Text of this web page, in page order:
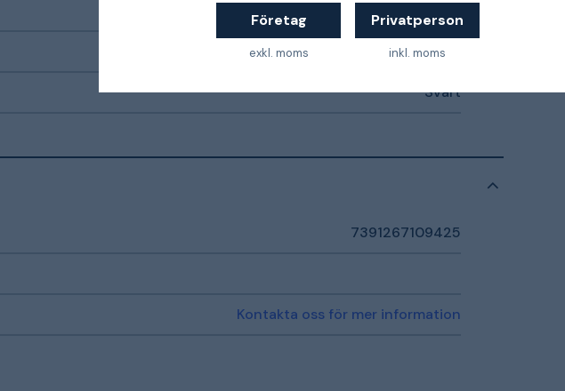
Företag
exkl. moms
Privatperson
inkl. moms25 l
Svart
7391267109425
Kontakta oss för mer information